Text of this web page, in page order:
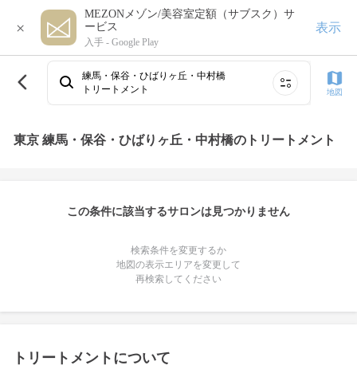
×
MEZONメゾン/美容室定額（サブスク）サ
ービス
入手 - Google Play
表示
練馬・保谷・ひばりヶ丘・中村橋
トリートメント
地図
東京 練馬・保谷・ひばりヶ丘・中村橋のトリートメント
この条件に該当するサロンは見つかりません
検索条件を変更するか
地図の表示エリアを変更して
再検索してください
トリートメントについて